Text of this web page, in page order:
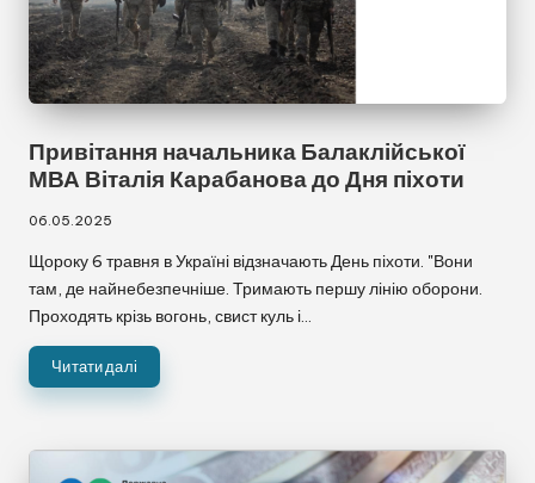
Привітання начальника Балаклійської
МВА Віталія Карабанова до Дня піхоти
06.05.2025
Щороку 6 травня в Україні відзначають День піхоти. "Вони
там, де найнебезпечніше. Тримають першу лінію оборони.
Проходять крізь вогонь, свист куль і…
Читати далі